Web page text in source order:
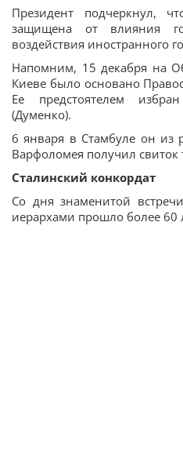
Президент подчеркнул,
защищена от влияния
воздействия иностранного
Напомним, 15 декабря на
Киеве было основано
Ее предстоятелем
(Думенко).
6 января в Стамбуле он из
Варфоломея получил свиток
Сталинский конкордат
Со дня знаменитой
иерархами прошло более 60